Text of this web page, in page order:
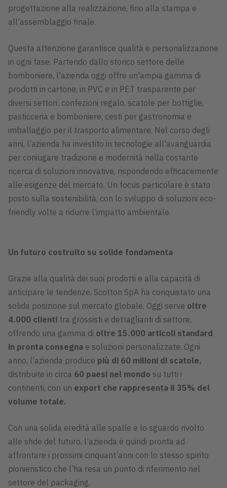
progettazione alla realizzazione, fino alla stampa e
all’assemblaggio finale.
Questa attenzione garantisce qualità e personalizzazione
in ogni fase. Partendo dallo storico settore delle
bomboniere, l'azienda oggi offre un'ampia gamma di
prodotti in cartone, in PVC e in PET trasparente per
diversi settori: confezioni regalo, scatole per bottiglie,
pasticceria e bomboniere, cesti per gastronomia e
imballaggio per il trasporto alimentare. Nel corso degli
anni, l’azienda ha investito in tecnologie all'avanguardia
per coniugare tradizione e modernità nella costante
ricerca di soluzioni innovative, rispondendo efficacemente
alle esigenze del mercato. Un focus particolare è stato
posto sulla sostenibilità, con lo sviluppo di soluzioni eco-
friendly volte a ridurre l’impatto ambientale.
Un futuro costruito su solide fondamenta
Grazie alla qualità dei suoi prodotti e alla capacità di
anticipare le tendenze, Scotton SpA ha conquistato una
solida posizione sul mercato globale. Oggi serve oltre
4.000 clienti tra grossisti e dettaglianti di settore,
offrendo una gamma di oltre 15.000 articoli standard
in pronta consegna e soluzioni personalizzate. Ogni
anno, l’azienda produce più di 60 milioni di scatole,
distribuite in circa 60 paesi nel mondo su tutti i
continenti, con un export che rappresenta il 35% del
volume totale.
Con una solida eredità alle spalle e lo sguardo rivolto
alle sfide del futuro, l’azienda è quindi pronta ad
affrontare i prossimi cinquant’anni con lo stesso spirito
pionieristico che l’ha resa un punto di riferimento nel
settore del packaging.